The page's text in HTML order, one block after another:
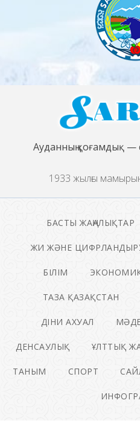
Ауданның қоғамдық —
1933 жылғы
БАСТЫ ЖАҢАЛЫҚТАР
ЖИ ЖӘНЕ
БІЛІМ
ТАЗА ҚАЗАҚСТАН
ДІНИ АХУАЛ
ДЕНСАУЛЫҚ ҰЛТТЫҚ
ТАНЫМ СПОРТ